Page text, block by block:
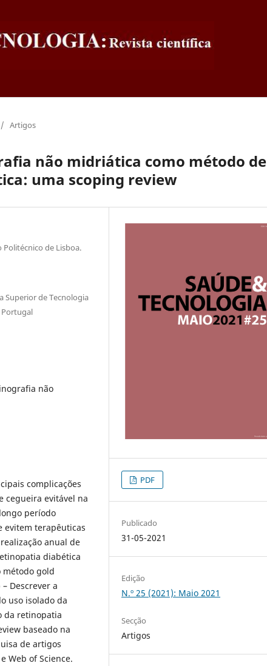
/ Artigos
não midriática como método de
uma scoping review
Politécnico de Lisboa.
Superior de Tecnologia
Portugal
não
complicações
cegueira evitável na
período
evitem terapêuticas
anual de
diabética
método gold
– Descrever a
uso isolado da
da retinopatia
baseado na
de artigos
Web of Science.
PDF
Publicado
31-05-2021
Edição
N.º 25 (2021): Maio 2021
Secção
Artigos